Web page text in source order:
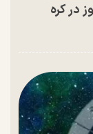
در کره